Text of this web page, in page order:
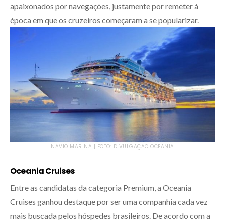
apaixonados por navegações, justamente por remeter à
época em que os cruzeiros começaram a se popularizar.
NAVIO MARINA | FOTO: DIVULGAÇÃO OCEANIA
Oceania Cruises
Entre as candidatas da categoria Premium, a Oceania
Cruises ganhou destaque por ser uma companhia cada vez
mais buscada pelos hóspedes brasileiros. De acordo com a